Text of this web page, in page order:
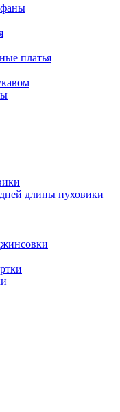
платья
длины пуховики